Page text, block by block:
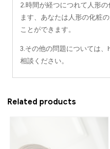
2.時間が経つにつれて人形
ます、あなたは人形の化粧
ことができます。
3.その他の問題については、
相談ください。
Related products